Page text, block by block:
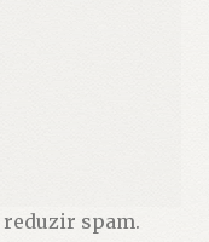
spam.